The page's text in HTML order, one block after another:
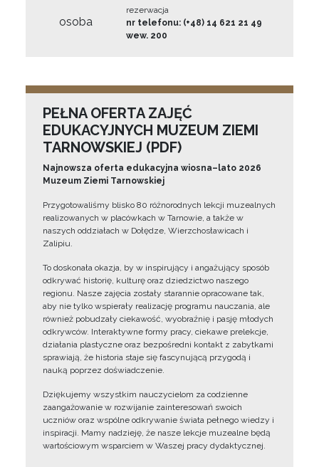
osoba
rezerwacja
nr telefonu: (+48) 14 621 21 49
wew. 200
PEŁNA OFERTA ZAJĘĆ
EDUKACYJNYCH MUZEUM ZIEMI
TARNOWSKIEJ (PDF)
Najnowsza oferta edukacyjna wiosna–lato 2026
Muzeum Ziemi Tarnowskiej
Przygotowaliśmy blisko 80 różnorodnych lekcji muzealnych
realizowanych w placówkach w Tarnowie, a także w
naszych oddziałach w Dołędze, Wierzchosławicach i
Zalipiu.
To doskonała okazja, by w inspirujący i angażujący sposób
odkrywać historię, kulturę oraz dziedzictwo naszego
regionu. Nasze zajęcia zostały starannie opracowane tak,
aby nie tylko wspierały realizację programu nauczania, ale
również pobudzały ciekawość, wyobraźnię i pasję młodych
odkrywców. Interaktywne formy pracy, ciekawe prelekcje,
działania plastyczne oraz bezpośredni kontakt z zabytkami
sprawiają, że historia staje się fascynującą przygodą i
nauką poprzez doświadczenie.
Dziękujemy wszystkim nauczycielom za codzienne
zaangażowanie w rozwijanie zainteresowań swoich
uczniów oraz wspólne odkrywanie świata pełnego wiedzy i
inspiracji. Mamy nadzieję, że nasze lekcje muzealne będą
wartościowym wsparciem w Waszej pracy dydaktycznej.